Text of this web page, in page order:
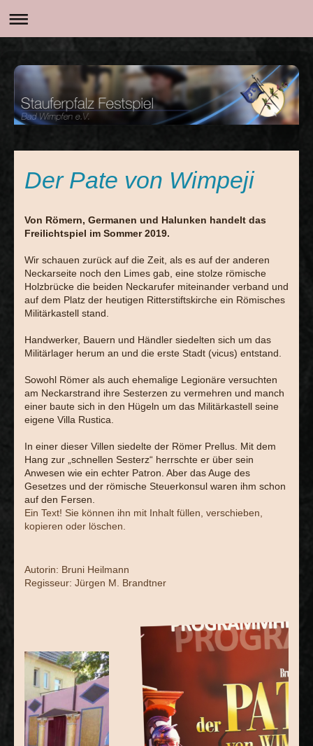
Der Pate von Wimpeji
Von Römern, Germanen und Halunken handelt das
Freilichtspiel im Sommer 2019.
Wir schauen zurück auf die Zeit, als es auf der anderen
Neckarseite noch den Limes gab, eine stolze römische
Holzbrücke die beiden Neckarufer miteinander verband und
auf dem Platz der heutigen Ritterstiftskirche ein Römisches
Militärkastell stand.
Handwerker, Bauern und Händler siedelten sich um das
Militärlager herum an und die erste Stadt (vicus) entstand.
Sowohl Römer als auch ehemalige Legionäre versuchten
am Neckarstrand ihre Sesterzen zu vermehren und manch
einer baute sich in den Hügeln um das Militärkastell seine
eigene Villa Rustica.
In einer dieser Villen siedelte der Römer Prellus. Mit dem
Hang zur „schnellen Sesterz“ herrschte er über sein
Anwesen wie ein echter Patron. Aber das Auge des
Gesetzes und der römische Steuerkonsul waren ihm schon
auf den Fersen.
Ein Text! Sie können ihn mit Inhalt füllen, verschieben,
kopieren oder löschen.
Autorin: Bruni Heilmann
Regisseur: Jürgen M. Brandtner